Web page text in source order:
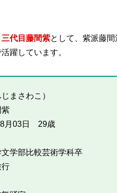
三代目藤間紫として、紫派藤間
躍しています。
まさわこ）
月03日 29歳
学部比較芸術学科卒